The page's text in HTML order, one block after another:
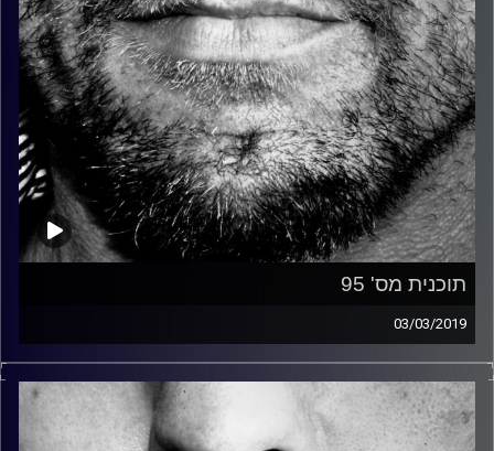
תוכנית מס' 95
03/03/2019
זיפים, מוזיקה מחוספסת של הופעות חיות. הרבה ג'אם, רוק,
בלוז, bluegrass, ג'אז, Fאנק, פרוגרסיב ואפילו אלקטרוניקה.
כל מה שחי, אמיתי ונושם.
עם שמוליק רגב.